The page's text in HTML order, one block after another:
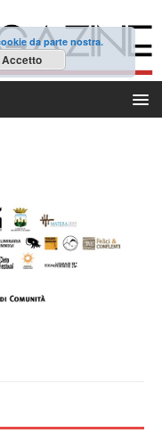
da parte nostra.
Accetto